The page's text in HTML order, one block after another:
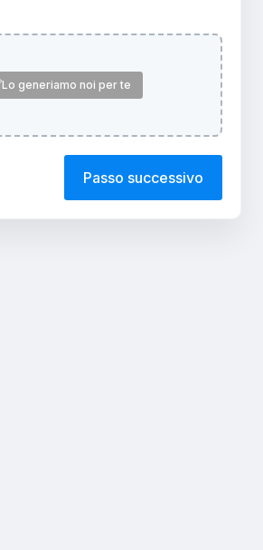
Lo generiamo noi per te
Passo successivo